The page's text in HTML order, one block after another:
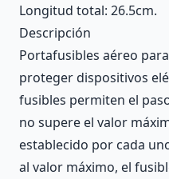
Longitud total: 26.5cm.
Descripción
Portafusibles aéreo
proteger dispositivos
fusibles permiten el
no supere el valor
establecido por cada
al valor máximo, el